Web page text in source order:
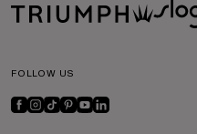
FOLLOW US